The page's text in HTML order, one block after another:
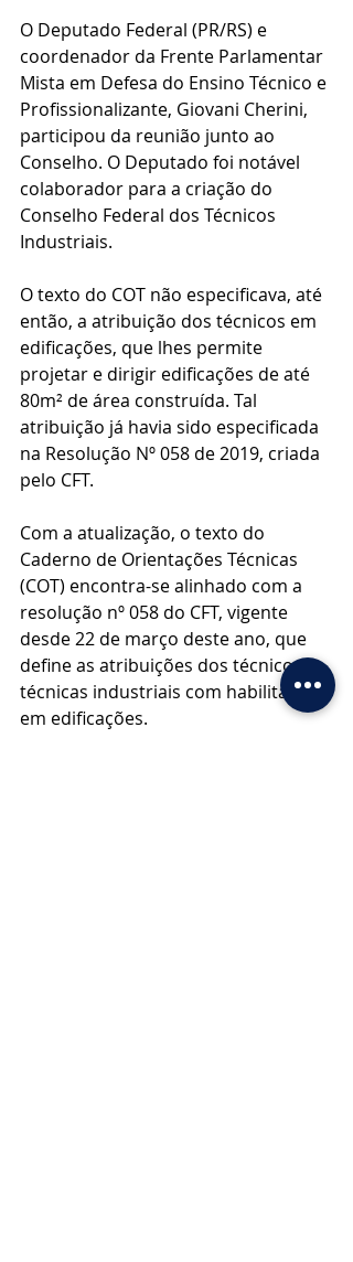
O Deputado Federal (PR/RS) e
coordenador da Frente Parlamentar
Mista em Defesa do Ensino Técnico e
Profissionalizante, Giovani Cherini,
participou da reunião junto ao
Conselho. O Deputado foi notável
colaborador para a criação do
Conselho Federal dos Técnicos
Industriais.
O texto do COT não especificava, até
então, a atribuição dos técnicos em
edificações, que lhes permite
projetar e dirigir edificações de até
80m² de área construída. Tal
atribuição já havia sido especificada
na Resolução Nº 058 de 2019, criada
pelo CFT.
Com a atualização, o texto do
Caderno de Orientações Técnicas
(COT) encontra-se alinhado com a
resolução nº 058 do CFT, vigente
desde 22 de março deste ano, que
define as atribuições dos técnicos e
técnicas industriais com habilitações
em edificações.